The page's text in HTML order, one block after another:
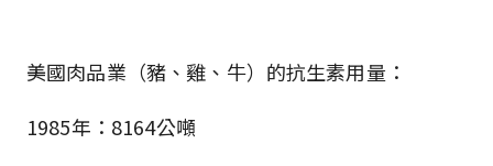
美國肉品業（豬、雞、牛）的抗生素用量：
1985年：8164公噸